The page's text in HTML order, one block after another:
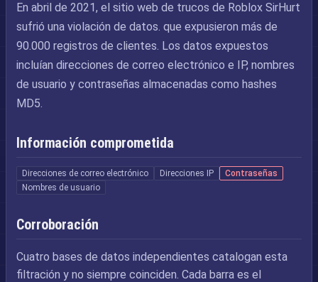
En abril de 2021, el sitio web de trucos de Roblox SirHurt
sufrió una violación de datos. que expusieron más de
90.000 registros de clientes. Los datos expuestos
incluían direcciones de correo electrónico e IP, nombres
de usuario y contraseñas almacenadas como hashes
MD5.
Información comprometida
Direcciones de correo electrónico Direcciones IP
Contraseñas
Nombres de usuario
Corroboración
Cuatro bases de datos independientes catalogan esta
filtración y no siempre coinciden. Cada barra es el